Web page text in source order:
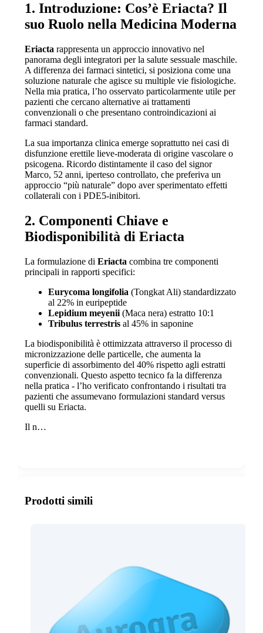
1. Introduzione: Cos’è Eriacta? Il
suo Ruolo nella Medicina Moderna
Eriacta rappresenta un approccio innovativo nel
panorama degli integratori per la salute sessuale maschile.
A differenza dei farmaci sintetici, si posiziona come una
soluzione naturale che agisce su multiple vie fisiologiche.
Nella mia pratica, l’ho osservato particolarmente utile per
pazienti che cercano alternative ai trattamenti
convenzionali o che presentano controindicazioni ai
farmaci standard.
La sua importanza clinica emerge soprattutto nei casi di
disfunzione erettile lieve-moderata di origine vascolare o
psicogena. Ricordo distintamente il caso del signor
Marco, 52 anni, iperteso controllato, che preferiva un
approccio “più naturale” dopo aver sperimentato effetti
collaterali con i PDE5-inibitori.
2. Componenti Chiave e
Biodisponibilità di Eriacta
La formulazione di Eriacta combina tre componenti
principali in rapporti specifici:
Eurycoma longifolia (Tongkat Ali) standardizzato
al 22% in euripeptide
Lepidium meyenii(Maca nera) estratto 10:1
Tribulus terrestrisal 45% in saponine
La biodisponibilità è ottimizzata attraverso il processo di
micronizzazione delle particelle, che aumenta la
superficie di assorbimento del 40% rispetto agli estratti
convenzionali. Questo aspetto tecnico fa la differenza
nella pratica - l’ho verificato confrontando i risultati tra
pazienti che assumevano formulazioni standard versus
quelli su Eriacta.
Il n…
Prodotti simili